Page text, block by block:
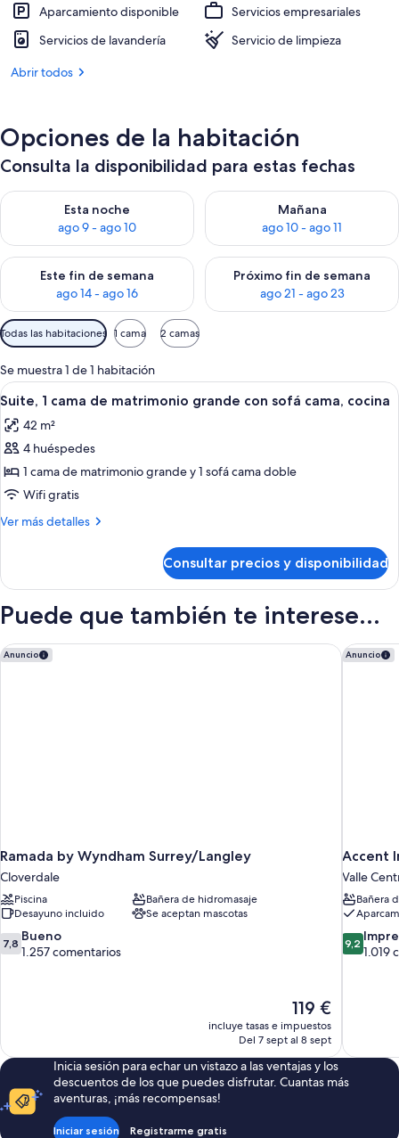
Aparcamiento disponible
Servicios empresariales
Servicios de lavandería
Servicio de limpieza
Abrir todos
Opciones de la habitación
Consulta la disponibilidad para estas fechas
Esta noche
ago 9 - ago 10
Consulta la disponibilidad para esta noche, ago 9 - ago 10
Mañana
ago 10 - ago 11
Consulta la disponibilidad
Este fin de semana
ago 14 - ago 16
Consulta la disponibilidad para este fin de semana, ago 14 -
Próximo fin de semana
ago 21 - ago 23
Consulta la disponibilidad
Filtros
disponibles
para
las
habitaciones
Todas las habitaciones 1 cama 2 camas
Se muestra 1 de 1 habitación
Abrir
todas
las
fotos
de
Suite,
1
matrimonio
grande
con
cama,
Una habitación de hotel con una
14
Suite, 1 cama de matrimonio grande con sofá cama, cocina
42 m²
4 huéspedes
1 cama de matrimonio grande y 1 sofá cama doble
Wifi gratis
Ver más detalles
Más
1
de
grande
con
Consultar precios y disponibilidad
Puede que también te interese...
Anuncio
Ramada by Wyndham Surrey/Langley
Cloverdale
Piscina
Bañera de hidromasaje
Desayuno incluido
Se aceptan mascotas
7.8
sobre
7,8 Bueno
1.257 comentarios
El
precio
actual
de
119 €
119 €
incluye tasas e impuestos
Del 7 sept al 8 sept
Ramada by Wyndham Surrey/Langley Anuncio
Accent
Valle
Bañera
9.2
sobre
9,2
1.019
Accent
Inicia sesión para echar un vistazo a las ventajas y los
descuentos de los que puedes disfrutar. Cuantas más
aventuras, ¡más recompensas!
Iniciar sesión Registrarme gratis